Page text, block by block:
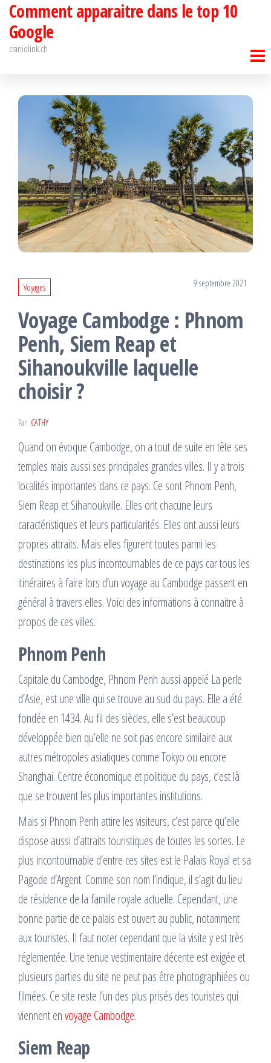
Passer
contenu
Comment apparaitre dans le top 10
Google
craniolink.ch
Voyages 9 septembre 2021
Voyage Cambodge : Phnom
Penh, Siem Reap et
Sihanoukville laquelle
choisir ?
Par CATHY
Quand on évoque Cambodge, on a tout de suite en tête ses
temples mais aussi ses principales grandes villes. Il y a trois
localités importantes dans ce pays. Ce sont Phnom Penh,
Siem Reap et Sihanoukville. Elles ont chacune leurs
caractéristiques et leurs particularités. Elles ont aussi leurs
propres attraits. Mais elles figurent toutes parmi les
destinations les plus incontournables de ce pays car tous les
itinéraires à faire lors d’un voyage au Cambodge passent en
général à travers elles. Voici des informations à connaitre à
propos de ces villes.
Phnom Penh
Capitale du Cambodge, Phnom Penh aussi appelé La perle
d’Asie, est une ville qui se trouve au sud du pays. Elle a été
fondée en 1434. Au fil des siècles, elle s’est beaucoup
développée bien qu’elle ne soit pas encore similaire aux
autres métropoles asiatiques comme Tokyo ou encore
Shanghai. Centre économique et politique du pays, c’est là
que se trouvent les plus importantes institutions.
Mais si Phnom Penh attire les visiteurs, c’est parce qu’elle
dispose aussi d’attraits touristiques de toutes les sortes. Le
plus incontournable d’entre ces sites est le Palais Royal et sa
Pagode d’Argent. Comme son nom l’indique, il s’agit du lieu
de résidence de la famille royale actuelle. Cependant, une
bonne partie de ce palais est ouvert au public, notamment
aux touristes. Il faut noter cependant que la visite y est très
réglementée. Une tenue vestimentaire décente est exigée et
plusieurs parties du site ne peut pas être photographiées ou
filmées. Ce site reste l’un des plus prisés des touristes qui
viennent envoyage Cambodge.
Siem Reap